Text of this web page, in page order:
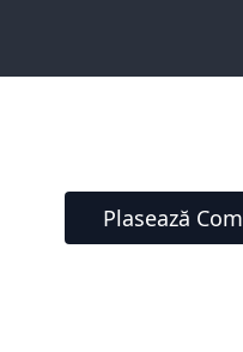
Plasează